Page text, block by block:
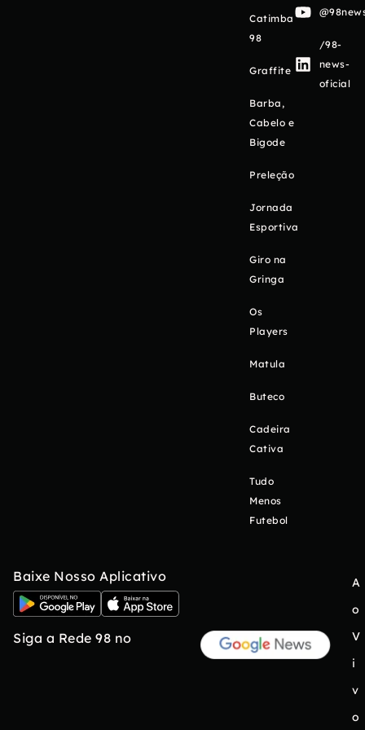
Catimba
98
Graffite
Barba,
Cabelo e
Bigode
Preleção
Jornada
Esportiva
Giro na
Gringa
Os
Players
Matula
Buteco
Cadeira
Cativa
Tudo
Menos
Futebol
/98-
news-
oficial
Baixe Nosso Aplicativo
Siga a Rede 98 no
A
o
V
i
v
o